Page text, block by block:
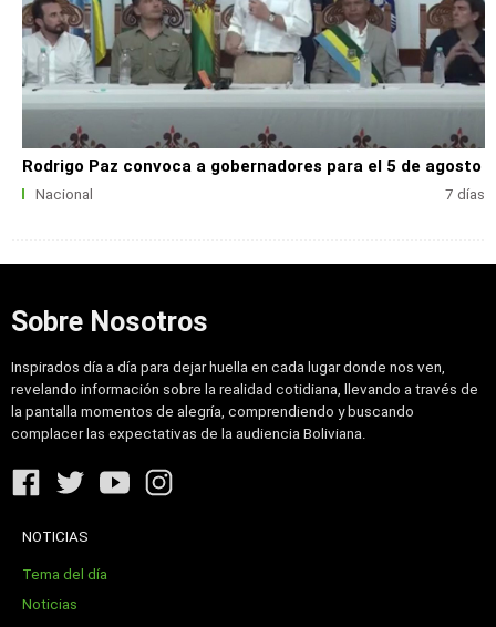
Rodrigo Paz convoca a gobernadores para el 5 de agosto
Nacional 7 días
Sobre Nosotros
Inspirados día a día para dejar huella en cada lugar donde nos ven,
revelando información sobre la realidad cotidiana, llevando a través de
la pantalla momentos de alegría, comprendiendo y buscando
complacer las expectativas de la audiencia Boliviana.
NOTICIAS
Tema del día
Noticias